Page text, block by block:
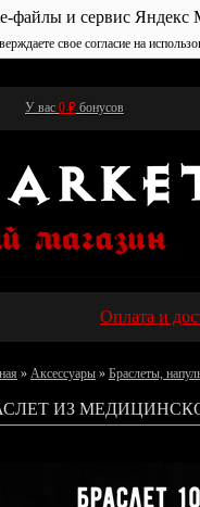
файлы и сервис Яндекс
свое согласие на
У вас 0 ₽ бонусов
Оплата и
» Аксессуары » Браслеты,
ИЗ